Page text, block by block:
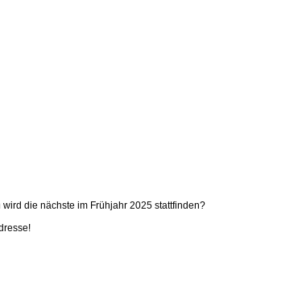
die nächste im Frühjahr 2025 stattfinden?